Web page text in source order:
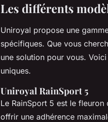
Les différents
Uniroyal propose une
spécifiques. Que vous
une solution pour vous.
uniques.
Uniroyal RainSport 5
Le RainSport 5 est le
offrir une adhérence